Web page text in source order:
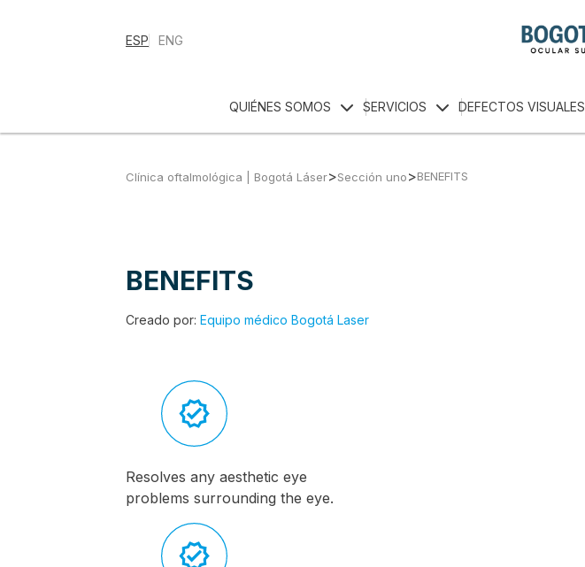
ESP ENG
QUIÉNES SOMOS SERVICIOS DEFECTOS VISUALES
Clínica oftalmológica | Bogotá Láser>Sección uno>BENEFITS
BENEFITS
Creado por: Equipo médico Bogotá Laser
Resolves any aesthetic eye
problems surrounding the eye.